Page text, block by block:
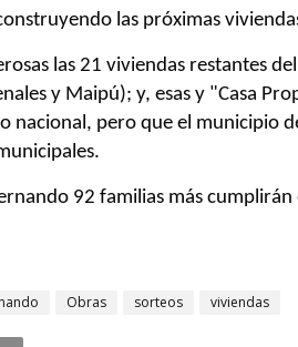
las próximas
las 21 viviendas restantes del
y Maipú); y, esas y "Casa
nacional, pero que el municipio
92 familias más cumplirán
Obras sorteos viviendas